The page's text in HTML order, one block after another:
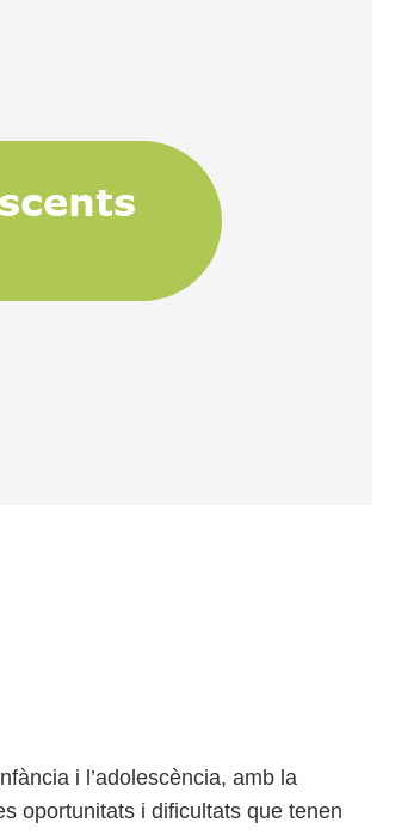
i l’adolescència, amb la
oportunitats i dificultats que tenen